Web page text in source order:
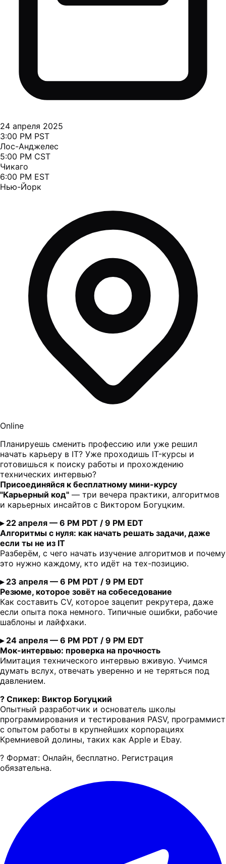
24 апреля 2025
3:00 PM PST
Лос-Анджелес
5:00 PM CST
Чикаго
6:00 PM EST
Нью-Йорк
Online
Планируешь сменить профессию или уже решил
начать карьеру в IT? Уже проходишь IT-курсы и
готовишься к поиску работы и прохождению
технических интервью?
Присоединяйся к бесплатному мини-курсу
"Карьерный код" — три вечера практики, алгоритмов
и карьерных инсайтов с Виктором Богуцким.
▸ 22 апреля — 6 PM PDT / 9 PM EDT
Алгоритмы с нуля: как начать решать задачи, даже
если ты не из IT
Разберём, с чего начать изучение алгоритмов и почему
это нужно каждому, кто идёт на тех-позицию.
▸ 23 апреля — 6 PM PDT / 9 PM EDT
Резюме, которое зовёт на собеседование
Как составить CV, которое зацепит рекрутера, даже
если опыта пока немного. Типичные ошибки, рабочие
шаблоны и лайфхаки.
▸ 24 апреля — 6 PM PDT / 9 PM EDT
Мок-интервью: проверка на прочность
Имитация технического интервью вживую. Учимся
думать вслух, отвечать уверенно и не теряться под
давлением.
?️ Спикер: Виктор Богуцкий
Опытный разработчик и основатель школы
программирования и тестирования PASV, программист
с опытом работы в крупнейших корпорациях
Кремниевой долины, таких как Apple и Ebay.
? Формат: Онлайн, бесплатно. Регистрация
обязательна.